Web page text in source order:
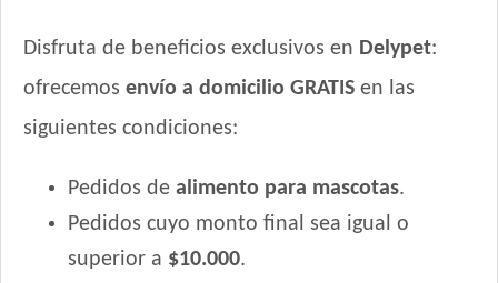
Disfruta de beneficios exclusivos en Delypet:
ofrecemos envío a domicilio GRATIS en las
siguientes condiciones:
Pedidos de alimento para mascotas.
Pedidos cuyo monto final sea igual o
superior a $10.000.